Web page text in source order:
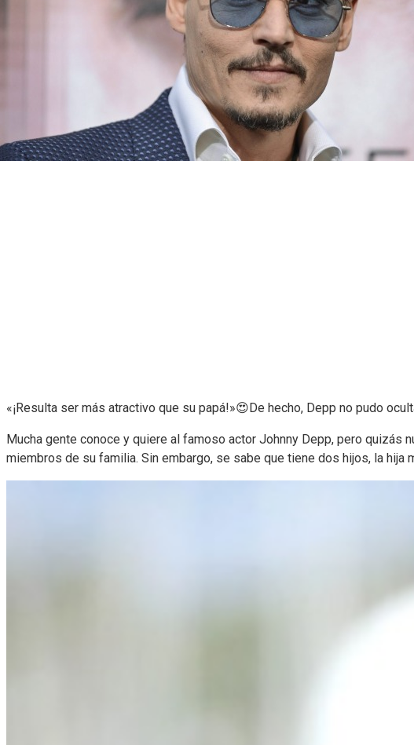
«¡Resulta ser más atractivo que su papá!»😍De hecho, Depp no pudo
Mucha gente conoce y quiere al famoso actor Johnny Depp, pero quizás
miembros de su familia. Sin embargo, se sabe que tiene dos hijos, la